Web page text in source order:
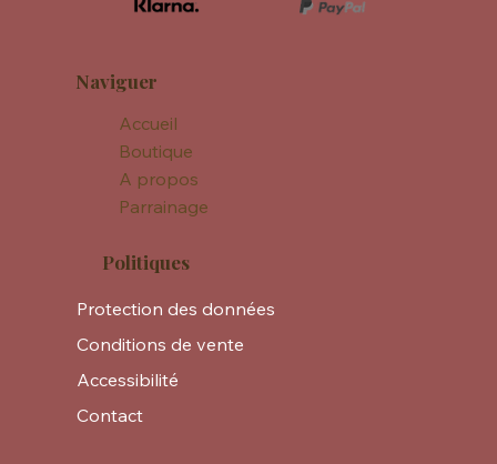
Naviguer
Accueil
Boutique
A propos
Parrainage
Politiques
Protection des données
Conditions de vente
Accessibilité
Contact